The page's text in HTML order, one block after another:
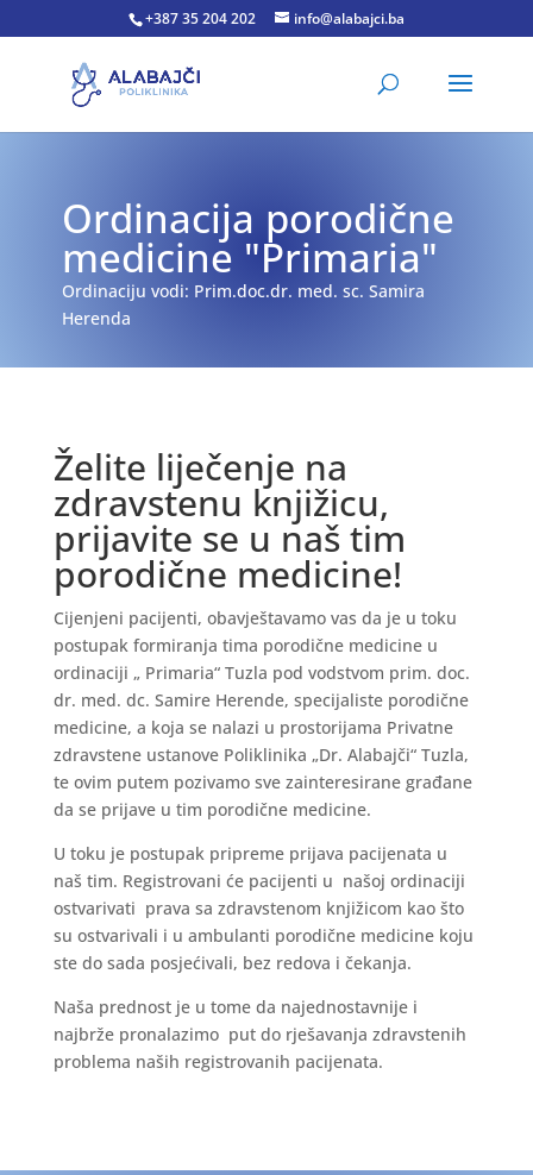
+387 35 204 202 info@alabajci.ba
Ordinacija porodične
medicine "Primaria"
Ordinaciju vodi: Prim.doc.dr. med. sc. Samira
Herenda
Želite liječenje na
zdravstenu knjižicu,
prijavite se u naš tim
porodične medicine!
Cijenjeni pacijenti, obavještavamo vas da je u toku
postupak formiranja tima porodične medicine u
ordinaciji „ Primaria“ Tuzla pod vodstvom prim. doc.
dr. med. dc. Samire Herende, specijaliste porodične
medicine, a koja se nalazi u prostorijama Privatne
zdravstene ustanove Poliklinika „Dr. Alabajči“ Tuzla,
te ovim putem pozivamo sve zainteresirane građane
da se prijave u tim porodične medicine.
U toku je postupak pripreme prijava pacijenata u
naš tim. Registrovani će pacijenti u našoj ordinaciji
ostvarivati prava sa zdravstenom knjižicom kao što
su ostvarivali i u ambulanti porodične medicine koju
ste do sada posjećivali, bez redova i čekanja.
Naša prednost je u tome da najednostavnije i
najbrže pronalazimo put do rješavanja zdravstenih
problema naših registrovanih pacijenata.